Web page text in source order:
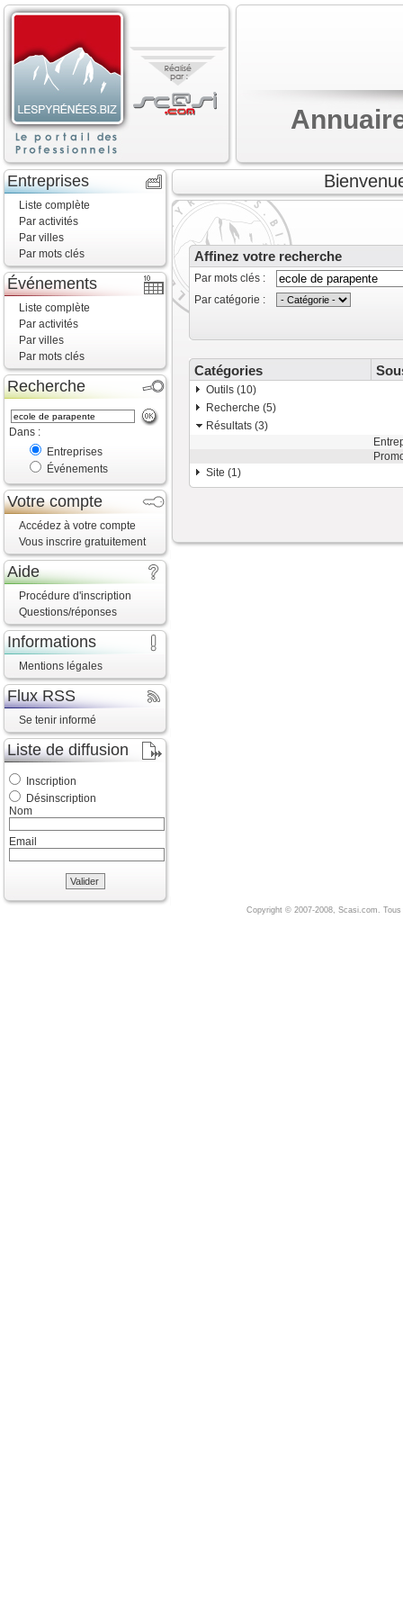
Entreprises
Liste complète
Par activités
Par villes
Par mots clés
Événements
Liste complète
Par activités
Par villes
Par mots clés
Recherche
Dans :
Entreprises
Événements
Votre compte
Accédez à votre compte
Vous inscrire gratuitement
Aide
Procédure d'inscription
Questions/réponses
Informations
Mentions légales
Flux RSS
Se tenir informé
Liste de diffusion
Inscription
Désinscription
Nom
Email
Valider
Affinez votre recherche
Par mots clés :
Par catégorie :
Catégories
Outils (10)
Recherche (5)
Résultats (3)
Site (1)
Copyright © 2007-2008, Scasi.com.